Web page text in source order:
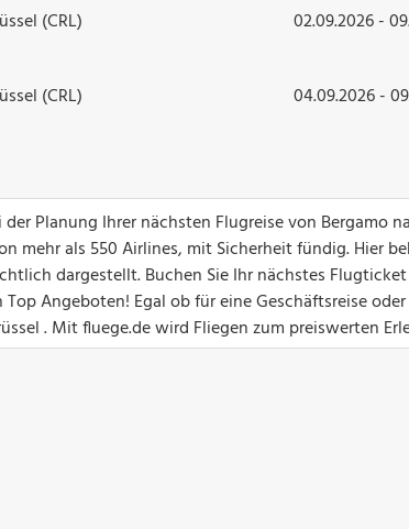
(CRL)
02.09.2026 -
(CRL) 04.09.2026 -
der Planung Ihrer nächsten Flugreise von Bergamo
mehr als 550 Airlines, mit Sicherheit fündig. Hier
dargestellt. Buchen Sie Ihr nächstes
Top Angeboten! Egal ob für eine Geschäftsreise
. Mit fluege.de wird Fliegen zum preiswerten